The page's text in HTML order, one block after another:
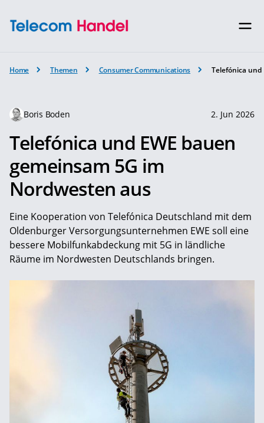
Home Themen Consumer Communications Telefónica und
Boris Boden 2. Jun 2026
Telefónica und EWE bauen
gemeinsam 5G im
Nordwesten aus
Eine Kooperation von Telefónica Deutschland mit dem
Oldenburger Versorgungsunternehmen EWE soll eine
bessere Mobilfunkabdeckung mit 5G in ländliche
Räume im Nordwesten Deutschlands bringen.